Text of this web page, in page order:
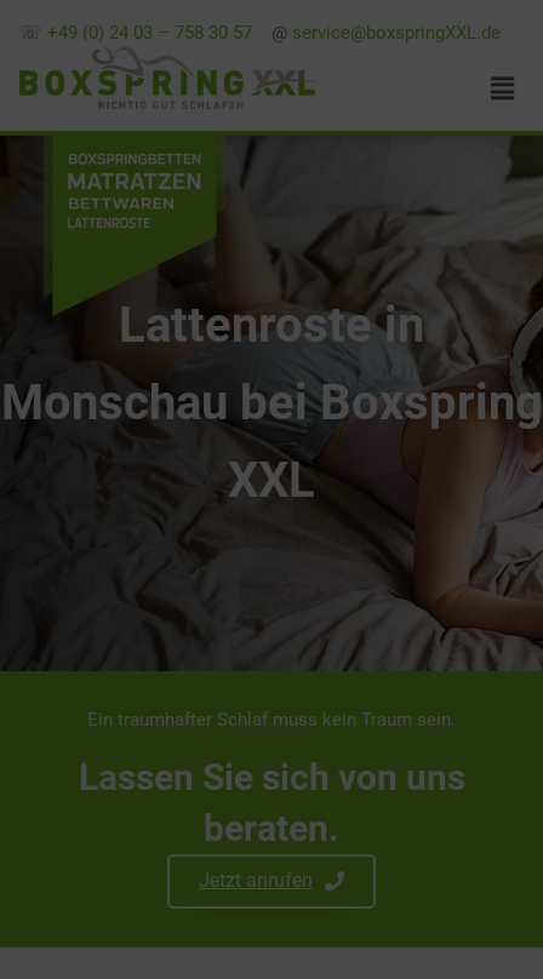
☏ +49 (0) 24 03 – 758 30 57 @ service@boxspringXXL.de
Lattenroste in
Monschau bei Boxspring
XXL
Ein traumhafter Schlaf muss kein Traum sein.
Lassen Sie sich von uns
beraten.
Jetzt anrufen